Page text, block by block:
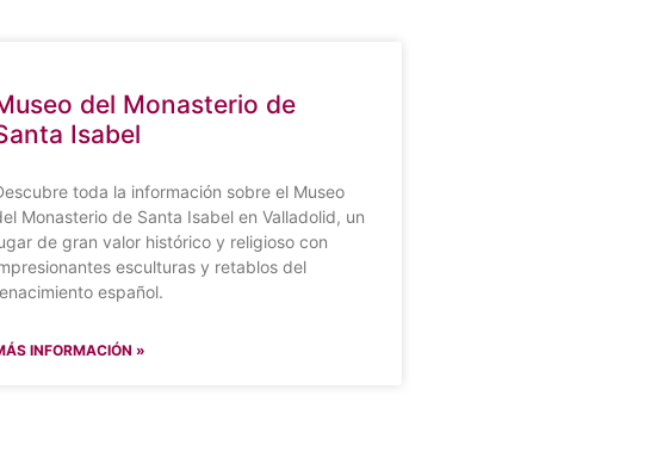
del Monasterio de
Isabel
toda la información sobre el Museo
Monasterio de Santa Isabel en Valladolid, un
de gran valor histórico y religioso con
esculturas y retablos del
español.
INFORMACIÓN »